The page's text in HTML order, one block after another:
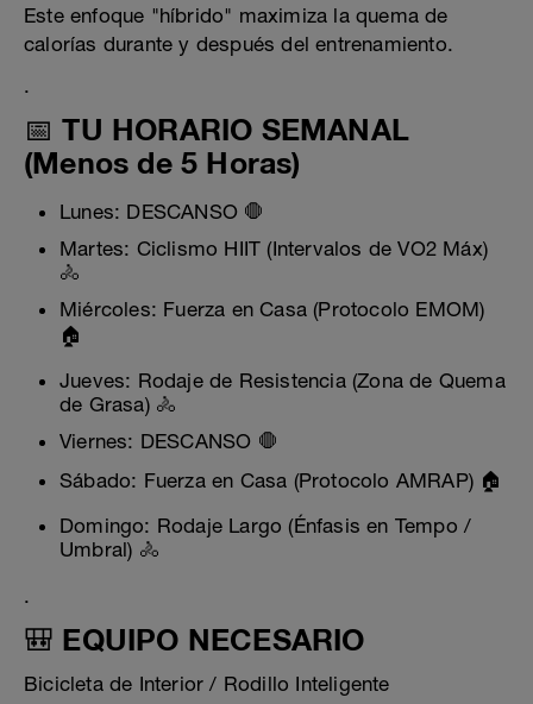
Este enfoque "híbrido" maximiza la quema de
calorías durante y después del entrenamiento.
.
📅 TU HORARIO SEMANAL
(Menos de 5 Horas)
Lunes: DESCANSO 🛑
Martes: Ciclismo HIIT (Intervalos de VO2 Máx)
🚴
Miércoles: Fuerza en Casa (Protocolo EMOM)
🏠
Jueves: Rodaje de Resistencia (Zona de Quema
de Grasa) 🚴
Viernes: DESCANSO 🛑
Sábado: Fuerza en Casa (Protocolo AMRAP) 🏠
Domingo: Rodaje Largo (Énfasis en Tempo /
Umbral) 🚴
.
🎒 EQUIPO NECESARIO
Bicicleta de Interior / Rodillo Inteligente